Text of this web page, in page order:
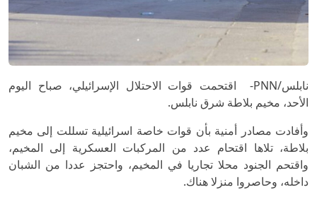
نابلس/PNN- اقتحمت قوات الاحتلال الإسرائيلي، صباح اليوم
الأحد، مخيم بلاطة شرق نابلس.
وأفادت مصادر أمنية بأن قوات خاصة اسرائيلية تسللت إلى مخيم
بلاطة، تلاها اقتحام عدد من المركبات العسكرية إلى المخيم،
واقتحم الجنود محلا تجاريا في المخيم، واحتجز عددا من الشبان
داخله، وحاصروا منزلا هناك.